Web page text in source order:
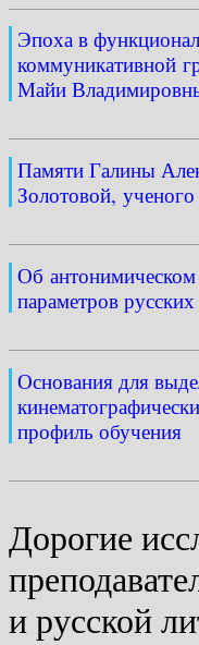
Эпоха в
коммуникативной
Майи
Памяти Галины
Золотовой,
Об
параметров
Основания для
профиль обучения
Дорогие
и русской